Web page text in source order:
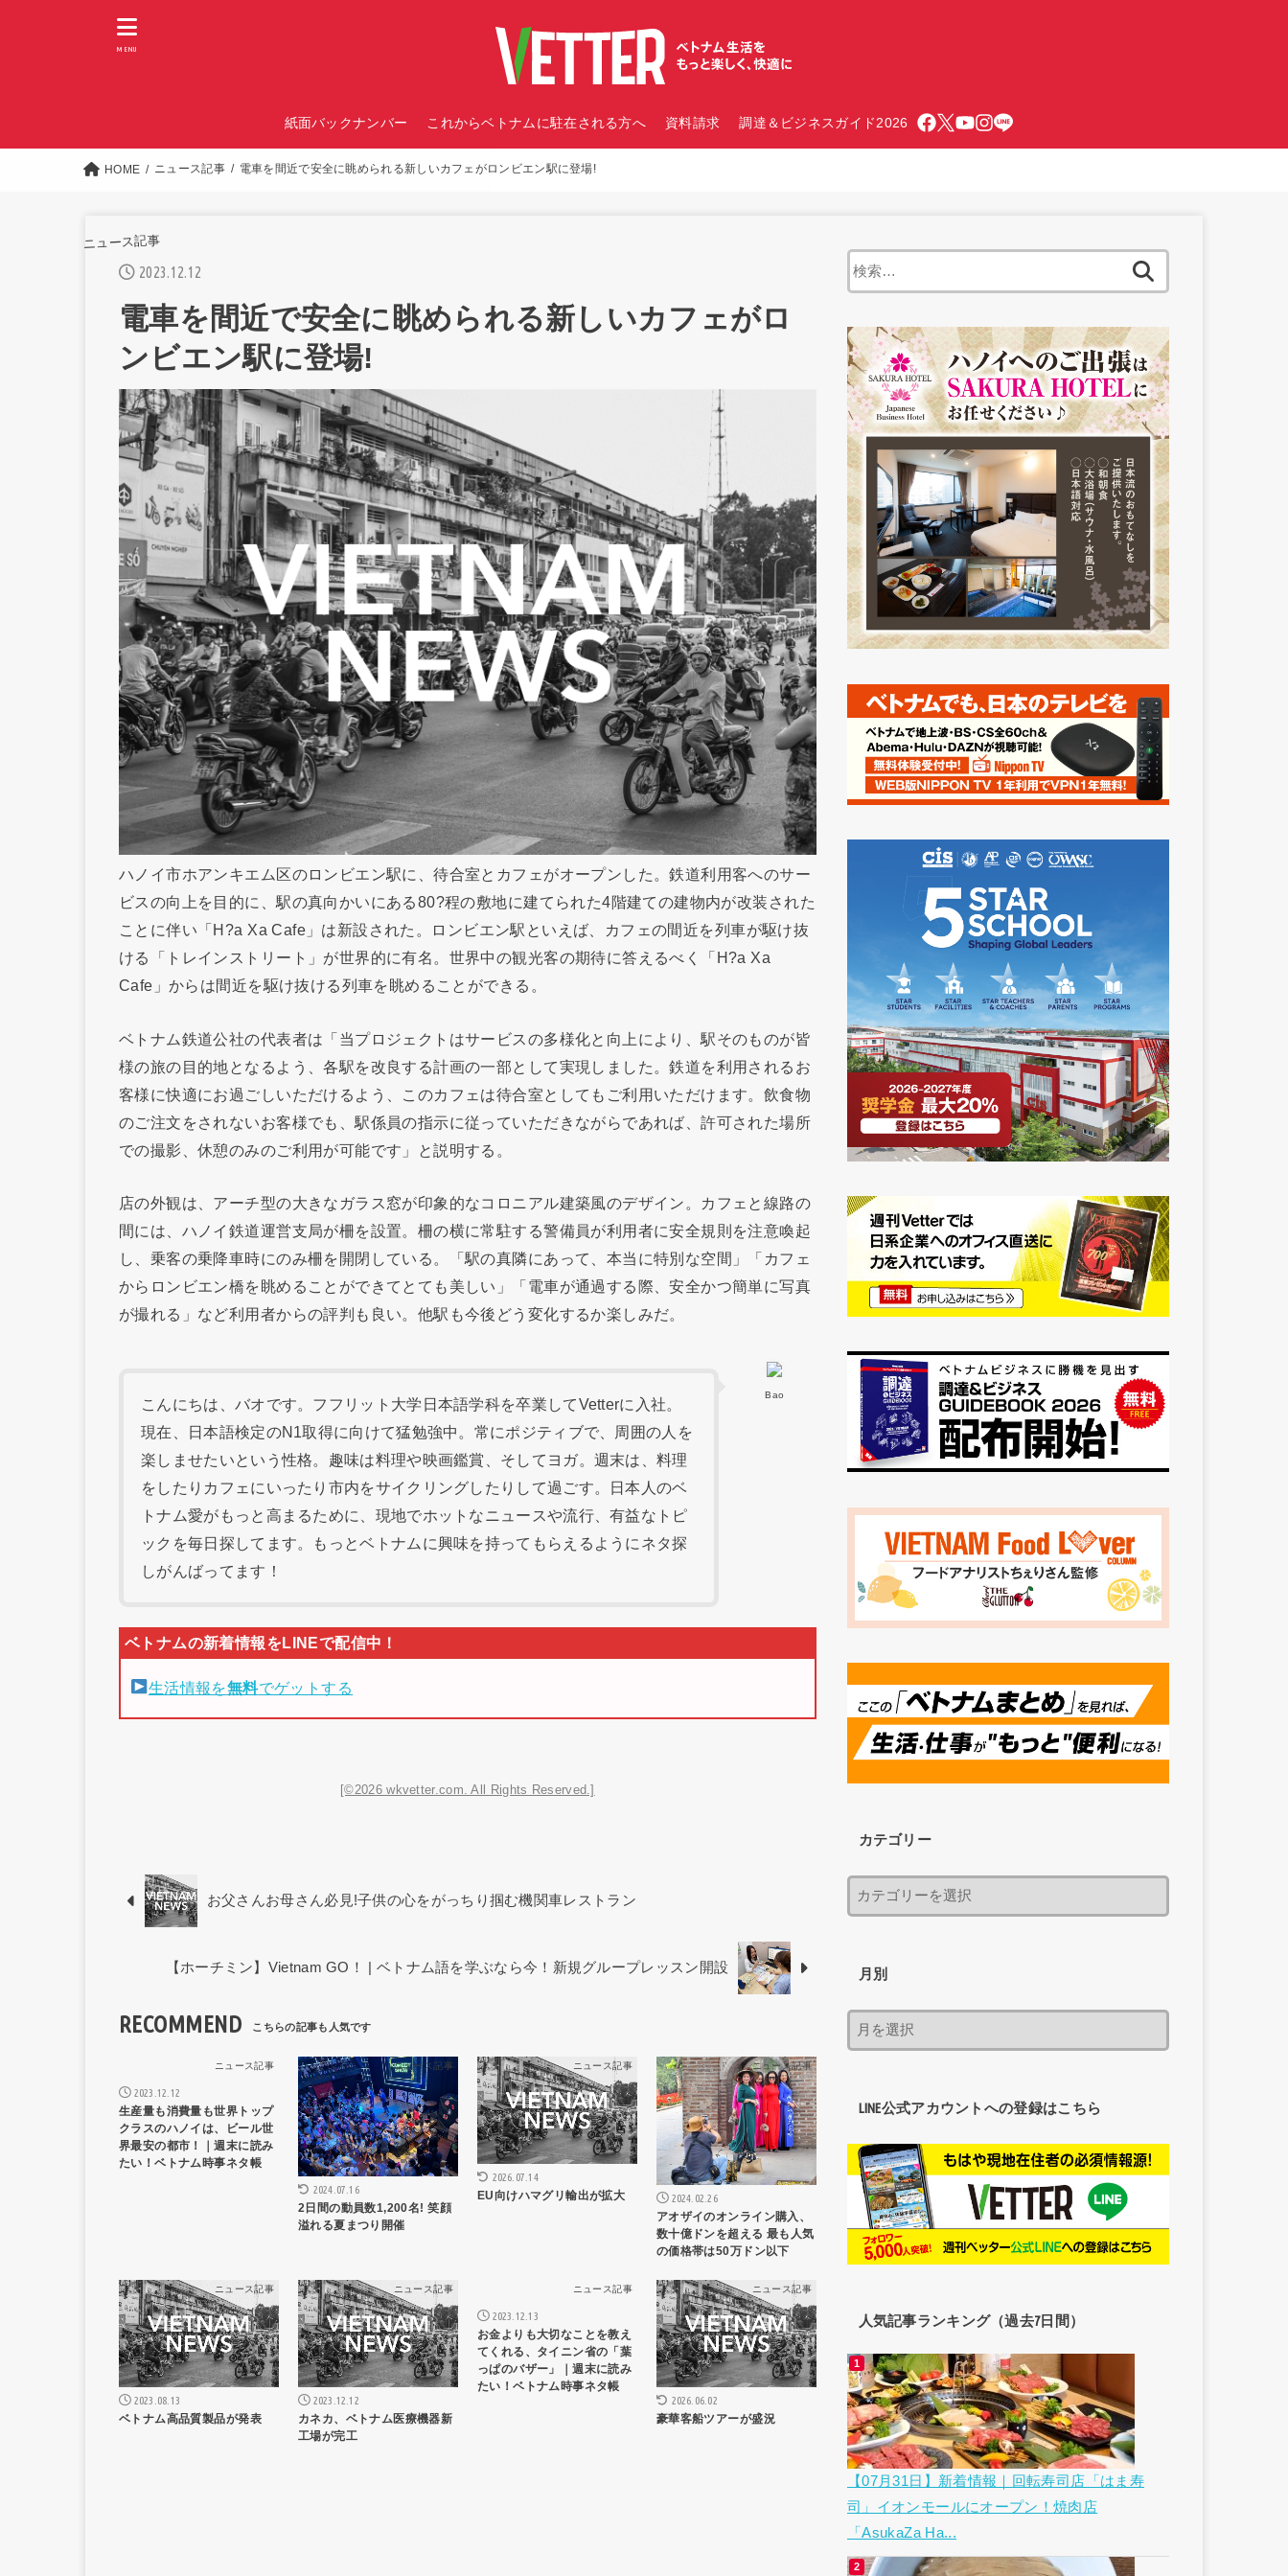
紙面バックナンバー これからベトナムに駐在される方へ 資料請求 調達＆ビジネスガイド2026
MENU
HOME ニュース記事 電車を間近で安全に眺められる新しいカフェがロンビエン駅に登場!
ニュース記事
2023.12.12
電車を間近で安全に眺められる新しいカフェがロ
ンビエン駅に登場!
ハノイ市ホアンキエム区のロンビエン駅に、待合室とカフェがオープンした。鉄道利用客へのサー
ビスの向上を目的に、駅の真向かいにある80?程の敷地に建てられた4階建ての建物内が改装された
ことに伴い「H?a Xa Cafe」は新設された。ロンビエン駅といえば、カフェの間近を列車が駆け抜
ける「トレインストリート」が世界的に有名。世界中の観光客の期待に答えるべく「H?a Xa
Cafe」からは間近を駆け抜ける列車を眺めることができる。
ベトナム鉄道公社の代表者は「当プロジェクトはサービスの多様化と向上により、駅そのものが皆
様の旅の目的地となるよう、各駅を改良する計画の一部として実現しました。鉄道を利用されるお
客様に快適にお過ごしいただけるよう、このカフェは待合室としてもご利用いただけます。飲食物
のご注文をされないお客様でも、駅係員の指示に従っていただきながらであれば、許可された場所
での撮影、休憩のみのご利用が可能です」と説明する。
店の外観は、アーチ型の大きなガラス窓が印象的なコロニアル建築風のデザイン。カフェと線路の
間には、ハノイ鉄道運営支局が柵を設置。柵の横に常駐する警備員が利用者に安全規則を注意喚起
し、乗客の乗降車時にのみ柵を開閉している。「駅の真隣にあって、本当に特別な空間」「カフェ
からロンビエン橋を眺めることができてとても美しい」「電車が通過する際、安全かつ簡単に写真
が撮れる」など利用者からの評判も良い。他駅も今後どう変化するか楽しみだ。
Bao
こんにちは、バオです。フフリット大学日本語学科を卒業してVetterに入社。
現在、日本語検定のN1取得に向けて猛勉強中。常にポジティブで、周囲の人を
楽しませたいという性格。趣味は料理や映画鑑賞、そしてヨガ。週末は、料理
をしたりカフェにいったり市内をサイクリングしたりして過ごす。日本人のベ
トナム愛がもっと高まるために、現地でホットなニュースや流行、有益なトピ
ックを毎日探してます。もっとベトナムに興味を持ってもらえるようにネタ探
しがんばってます！
生活情報を無料でゲットする
[©2026 wkvetter.com. All Rights Reserved.]
お父さんお母さん必見!子供の心をがっちり掴む機関車レストラン
【ホーチミン】Vietnam GO！ | ベトナム語を学ぶなら今！新規グループレッスン開設
RECOMMEND
ニュース記事
2023.12.12
生産量も消費量も世界トップ
クラスのハノイは、ビール世
界最安の都市！｜週末に読み
たい！ベトナム時事ネタ帳
ニュース記事
2024.07.16
2日間の動員数1,200名! 笑顔
溢れる夏まつり開催
ニュース記事
2026.07.14
EU向けハマグリ輸出が拡大
ニュース記事
2024.02.26
アオザイのオンライン購入、
数十億ドンを超える 最も人気
の価格帯は50万ドン以下
ニュース記事
2023.08.13
ベトナム高品質製品が発表
ニュース記事
2023.12.12
カネカ、ベトナム医療機器新
工場が完工
ニュース記事
2023.12.13
お金よりも大切なことを教え
てくれる、タイニン省の「葉
っぱのバザー」｜週末に読み
たい！ベトナム時事ネタ帳
ニュース記事
2026.06.02
豪華客船ツアーが盛況
カテゴリー
月別
LINE公式アカウントへの登録はこちら
人気記事ランキング（過去7日間）
【07月31日】新着情報｜回転寿司店「はま寿
司」イオンモールにオープン！焼肉店
「AsukaZa Ha...